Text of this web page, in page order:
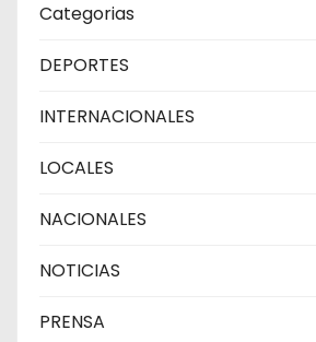
Categorias
DEPORTES
INTERNACIONALES
LOCALES
NACIONALES
NOTICIAS
PRENSA